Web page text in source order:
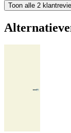
Toon alle 2